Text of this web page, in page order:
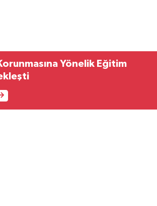
Yönelik Eğitim